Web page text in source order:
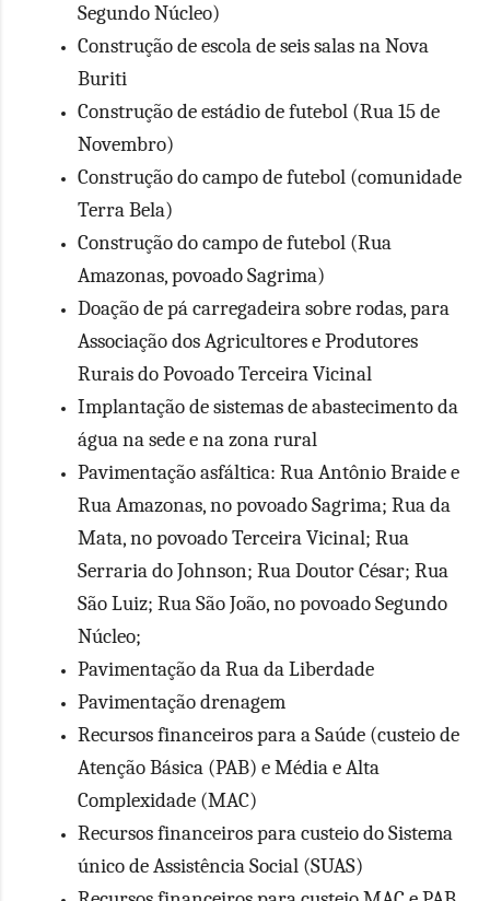
Segundo Núcleo)
Construção de escola de seis salas na Nova
Buriti
Construção de estádio de futebol (Rua 15 de
Novembro)
Construção do campo de futebol (comunidade
Terra Bela)
Construção do campo de futebol (Rua
Amazonas, povoado Sagrima)
Doação de pá carregadeira sobre rodas, para
Associação dos Agricultores e Produtores
Rurais do Povoado Terceira Vicinal
Implantação de sistemas de abastecimento da
água na sede e na zona rural
Pavimentação asfáltica: Rua Antônio Braide e
Rua Amazonas, no povoado Sagrima; Rua da
Mata, no povoado Terceira Vicinal; Rua
Serraria do Johnson; Rua Doutor César; Rua
São Luiz; Rua São João, no povoado Segundo
Núcleo;
Pavimentação da Rua da Liberdade
Pavimentação drenagem
Recursos financeiros para a Saúde (custeio de
Atenção Básica (PAB) e Média e Alta
Complexidade (MAC)
Recursos financeiros para custeio do Sistema
único de Assistência Social (SUAS)